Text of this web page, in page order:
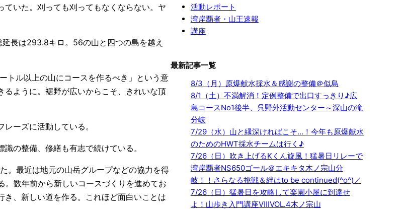
いた。刈っても刈ってもなくならない。ヤ
長は293.8キロ。56の山と四つの島を越え
トル以上の山にコースを作るべき」という意
るように。裾野が広いからこそ、きれいな頂
ーズに活動している。
の整備、修繕も有志で続けている。
。最近は地元の山岳グループなどの協力を得
。数年前から新しいコースづくりを進めてお
、新しい道を作る。これほど面白いことは
活動レポート
湾岸覇者・山王速報
講座
最新記事一覧
8/3（月）原爆献水採水＆感謝の整備＠似島
8/1（土）不満解消！定例整備で出口すっきり♪広
島コースNo1後半、呉野外活動センター～深山の滝
分岐
7/29（水）山と縁深ければこそ…！今年も原爆献水
のためのHWT採水チームは行く♪
7/26（日）吹き上げるKくん旋風！猛暑日リレーで
湾岸覇者NS650ゴール＠エキキタ木ノ宗山分
岐！！さらなる挑戦＆絆はto be continued(^o^)／
7/26（日）猛暑日を攻略して楽園小屋に到達せ
よ！山歩き入門講座ⅧVOL.4木ノ宗山